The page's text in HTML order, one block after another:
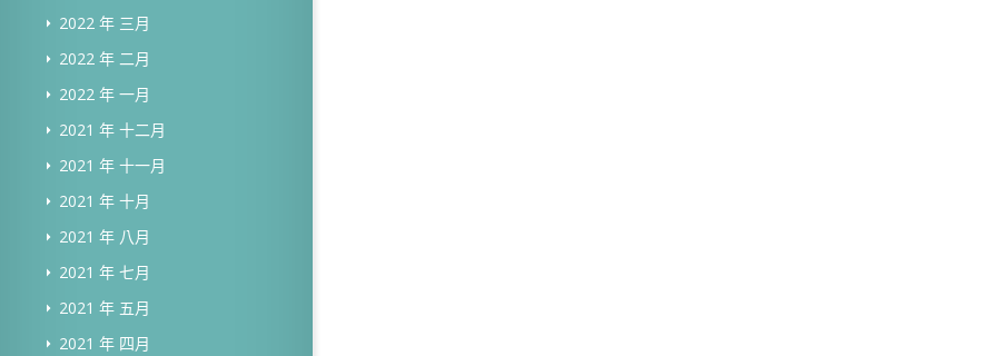
2022 年 三月
2022 年 二月
2022 年 一月
2021 年 十二月
2021 年 十一月
2021 年 十月
2021 年 八月
2021 年 七月
2021 年 五月
2021 年 四月